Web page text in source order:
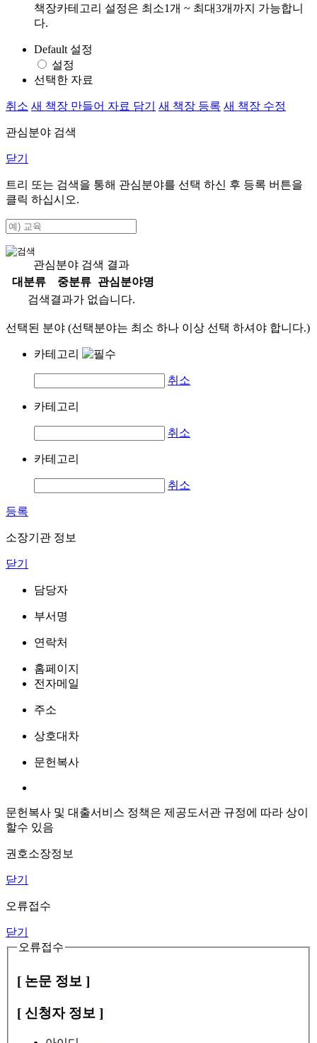
책장카테고리 설정은 최소1개 ~ 최대3개까지 가능합니
다.
Default 설정
설정
선택한 자료
취소 새 책장 만들어 자료 담기 새 책장 등록 새 책장 수정
관심분야 검색
닫기
트리 또는 검색을 통해 관심분야를 선택 하신 후 등록 버튼을
클릭 하십시오.
관심분야 검색 결과
대분류
중분류
관심분야명
검색결과가 없습니다.
선택된 분야 (선택분야는 최소 하나 이상 선택 하셔야 합니다.)
카테고리
취소
카테고리
취소
카테고리
취소
등록
소장기관 정보
닫기
담당자
부서명
연락처
홈페이지
전자메일
주소
상호대차
문헌복사
문헌복사 및 대출서비스 정책은 제공도서관 규정에 따라 상이
할수 있음
권호소장정보
닫기
오류접수
닫기
오류접수
[ 논문 정보 ]
[ 신청자 정보 ]